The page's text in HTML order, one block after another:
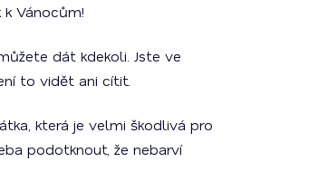
Vánocům!
dát kdekoli. Jste ve
to vidět ani cítit.
která je velmi škodlivá pro
podotknout, že nebarví